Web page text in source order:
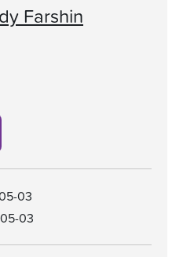
Farshin
03
03